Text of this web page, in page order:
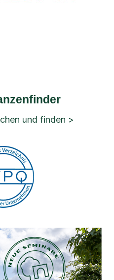
und finden >